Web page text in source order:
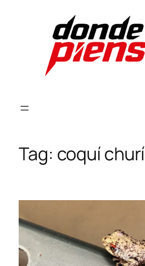
Tag: coquí churí